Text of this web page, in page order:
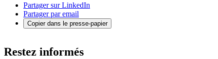
Partager sur LinkedIn
Partager par email
Copier dans le presse-papier
Restez informés